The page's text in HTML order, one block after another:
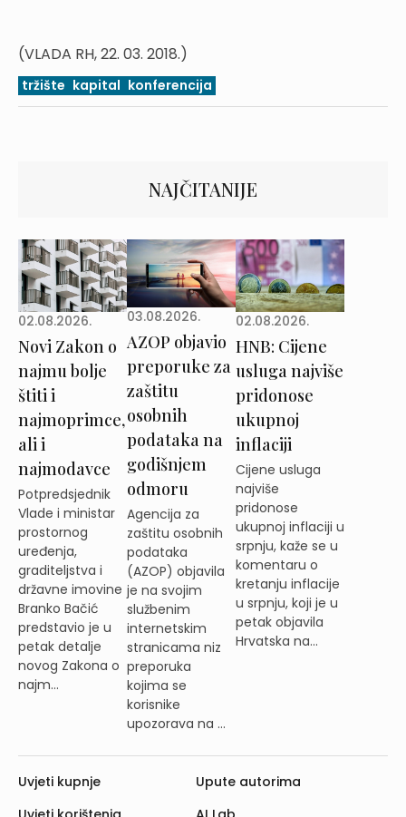
(VLADA RH, 22. 03. 2018.)
tržište kapital konferencija
NAJČITANIJE
02.08.2026.
Novi Zakon o
najmu bolje
štiti i
najmoprimce,
ali i
najmodavce
Potpredsjednik
Vlade i ministar
prostornog
uređenja,
graditeljstva i
državne imovine
Branko Bačić
predstavio je u
petak detalje
novog Zakona o
najm...
03.08.2026.
AZOP objavio
preporuke za
zaštitu
osobnih
podataka na
godišnjem
odmoru
Agencija za
zaštitu osobnih
podataka
(AZOP) objavila
je na svojim
službenim
internetskim
stranicama niz
preporuka
kojima se
korisnike
upozorava na ...
02.08.2026.
HNB: Cijene
usluga najviše
pridonose
ukupnoj
inflaciji
Cijene usluga
najviše
pridonose
ukupnoj inflaciji u
srpnju, kaže se u
komentaru o
kretanju inflacije
u srpnju, koji je u
petak objavila
Hrvatska na...
Uvjeti kupnje
Upute autorima